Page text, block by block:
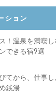
ション
！温泉を満喫し
できる宿9選
てから、仕事し
銭湯